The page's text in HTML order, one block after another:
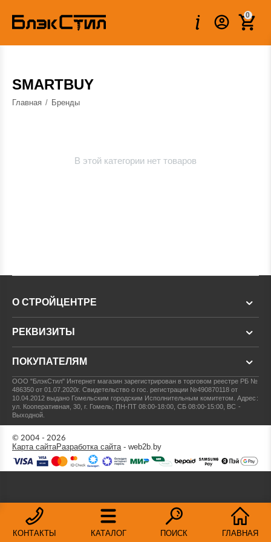
0
SMARTBUY
Главная / Бренды
В этой категории нет товаров
КОНТАКТЫ КАТАЛОГ ПОИСК ГЛАВНАЯ
О СТРОЙЦЕНТРЕ
РЕКВИЗИТЫ
ПОКУПАТЕЛЯМ
ООО "БлэкСтил" Интернет магазин зарегистрирован в торговом реестре РБ №
486350 от 01.07.2020г.Свидетельство о гос. регистрации №490870118 от
10.04.2012 выдано Гомельским городским Исполнительным комитетом.Адрес:
ул. Кооперативная, 30, г. Гомель; ПН-ПТ 08:00-18:00, СБ 08:00-15:00, ВС -
Выходной.
© 2004 - 2026
Карта сайтаРазработка сайта- web2b.by